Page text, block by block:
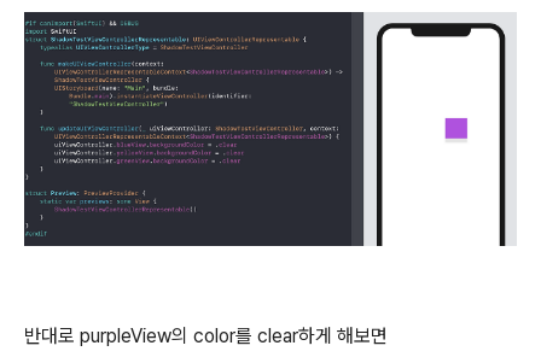
반대로 purpleView의 color를 clear하게 해보면